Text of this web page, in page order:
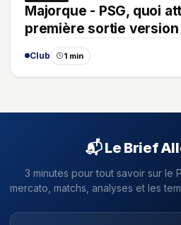
Majorque - PSG, quoi
première sortie
Club 1 min
📬 Le Brief
3 minutes pour tout savoir sur le
mercato, matchs, analyses et les